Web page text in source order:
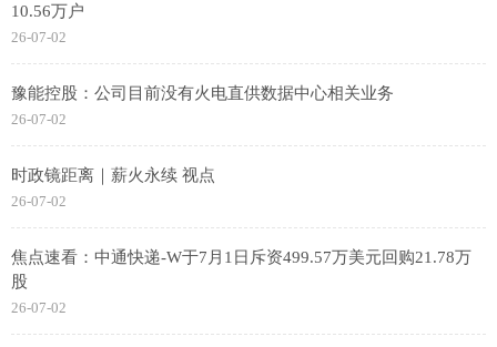
10.56万户
26-07-02
豫能控股：公司目前没有火电直供数据中心相关业务
26-07-02
时政镜距离｜薪火永续 视点
26-07-02
焦点速看：中通快递-W于7月1日斥资499.57万美元回购21.78万
股
26-07-02